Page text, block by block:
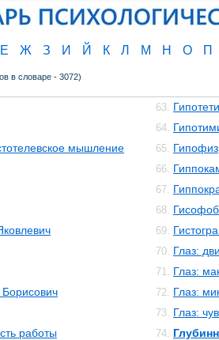
Е Ж З И Й К Л М Н О
П
в словаре - 3072)
мышление
работы
63.
64.
65. Гипофиз
66.
67.
68.
69.
70. Глаз:
71. Глаз:
72. Глаз:
73. Глаз:
74.